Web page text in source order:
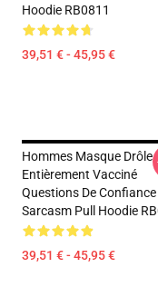
Hoodie RB0811
39,51 € - 45,95 €
Hommes Masque Drôle
Entièrement Vacciné
Questions De
Sarcasm Pull Hoodie
39,51 € - 45,95 €